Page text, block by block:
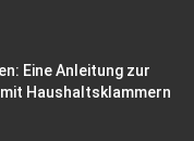
Eine Anleitung zur
Haushaltsklammern